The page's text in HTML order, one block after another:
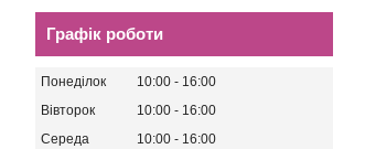
Графік роботи
Понеділок 10:00
16:00
Вівторок
10:00
16:00
Середа
10:00
16:00